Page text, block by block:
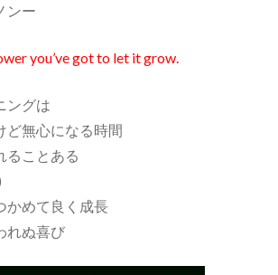
ンー
you’ve got to let it grow.
ングは
ど無心になる時間
ることある
かめて良く成長
れぬ喜び